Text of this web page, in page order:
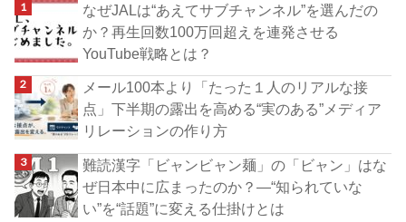
なぜJALは“あえてサブチャンネル”を選んだの
か？再生回数100万回超えを連発させる
YouTube戦略とは？
メール100本より「たった１人のリアルな接
点」下半期の露出を高める“実のある”メディア
リレーションの作り方
難読漢字「ビャンビャン麺」の「ビャン」はな
ぜ日本中に広まったのか？―“知られていな
い”を“話題”に変える仕掛けとは